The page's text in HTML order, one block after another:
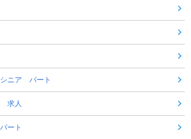
ニア パート
求人
ート